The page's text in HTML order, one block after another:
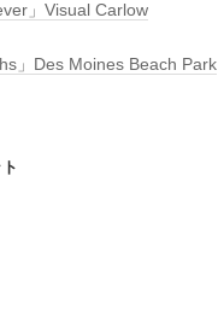
」Visual Carlow
」Des Moines Beach Park